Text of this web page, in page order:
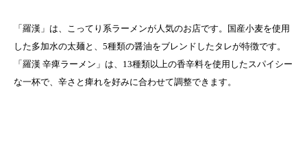
「羅漢」は、こってり系ラーメンが人気のお店です。国産小麦を使用
した多加水の太麺と、5種類の醤油をブレンドしたタレが特徴です。
「羅漢 辛痺ラーメン」は、13種類以上の香辛料を使用したスパイシー
な一杯で、辛さと痺れを好みに合わせて調整できます。